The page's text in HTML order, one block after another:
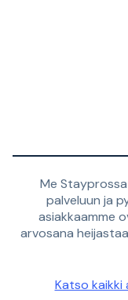
Me
palveluun ja
asiakkaamme
arvosana
Katso